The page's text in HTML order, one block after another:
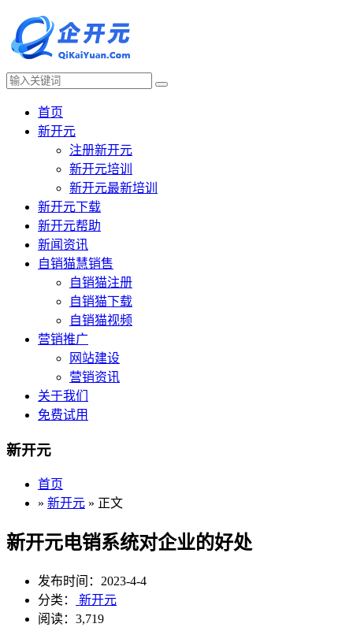
首页
新开元
注册新开元
新开元培训
新开元最新培训
新开元下载
新开元帮助
新闻资讯
自销猫慧销售
自销猫注册
自销猫下载
自销猫视频
营销推广
网站建设
营销资讯
关于我们
免费试用
新开元
首页
» 新开元 » 正文
新开元电销系统对企业的好处
发布时间：2023-4-4
分类：
新开元
阅读：3,719